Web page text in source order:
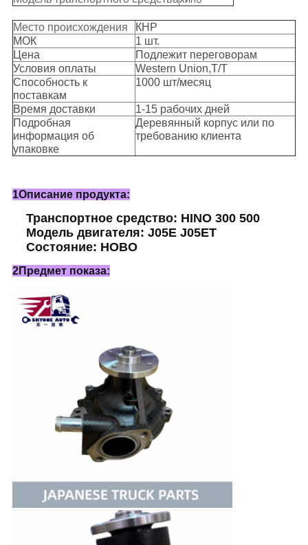
Место происхождения
КНР
МОК
1 шт.
Цена
Подлежит переговорам
Условия оплаты
Western Union,T/T
Способность к
поставкам
1000 шт/месяц
Время доставки
1-15 рабочих дней
Подробная
информация об
упаковке
Деревянный корпус или по
требованию клиента
1Описание продукта:
Транспортное средство: HINO 300 500
Модель двигателя: J05E J05ET
Состояние: НОВО
2Предмет показа: